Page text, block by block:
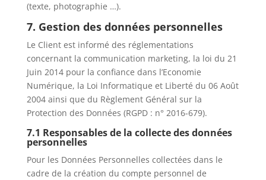
(texte, photographie …).
7. Gestion des données personnelles
Le Client est informé des réglementations
concernant la communication marketing, la loi du 21
Juin 2014 pour la confiance dans l’Economie
Numérique, la Loi Informatique et Liberté du 06 Août
2004 ainsi que du Règlement Général sur la
Protection des Données (RGPD : n° 2016-679).
7.1 Responsables de la collecte des données
personnelles
Pour les Données Personnelles collectées dans le
cadre de la création du compte personnel de